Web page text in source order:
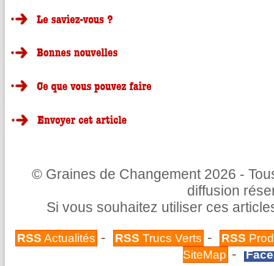
© Graines de Changement 2026 -
diffusion
Si vous souhaitez utiliser ces
RSS Actualités - RSS Trucs Verts - RSS
SiteMap -